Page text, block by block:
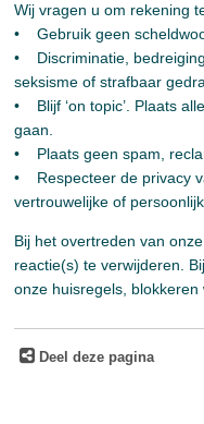
Wij vragen u om rekening
• Gebruik geen
• Discriminatie,
seksisme of strafbaar
• Blijf ‘on topic’. Plaats
gaan.
• Plaats geen spam,
• Respecteer de privacy
vertrouwelijke of
Bij het overtreden van
reactie(s) te verwijderen.
onze huisregels, blokkeren
Deel deze pagina